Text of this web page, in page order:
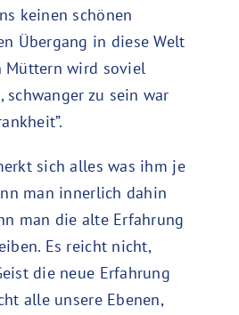
keinen schönen
Übergang in diese Welt
Müttern wird soviel
schwanger zu sein war
sich alles was ihm je
man innerlich dahin
man die alte Erfahrung
Es reicht nicht,
die neue Erfahrung
alle unsere Ebenen,